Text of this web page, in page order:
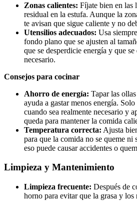
Zonas calientes: Fíjate bien en las
residual en la estufa. Aunque la
te avisan que sigue caliente y no
Utensilios adecuados: Usa
fondo plano que se ajusten al
que se desperdicie energía y que
necesario.
Consejos para cocinar
Ahorro de energía: Tapar las
ayuda a gastar menos energía.
cuando sea realmente necesario y
queda para mantener la comida
Temperatura correcta: Ajusta
para que la comida no se queme ni
eso puede causar accidentes o
Limpieza y Mantenimiento
Limpieza frecuente: Después de
horno para evitar que la grasa y los